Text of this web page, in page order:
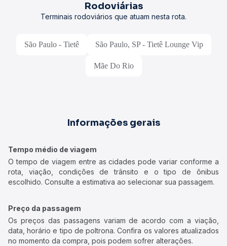
Rodoviárias
Terminais rodoviários que atuam nesta rota.
São Paulo - Tietê São Paulo, SP - Tietê Lounge Vip
Mãe Do Rio
Informações gerais
Tempo médio de viagem
O tempo de viagem entre as cidades pode variar conforme a
rota, viação, condições de trânsito e o tipo de ônibus
escolhido. Consulte a estimativa ao selecionar sua passagem.
Preço da passagem
Os preços das passagens variam de acordo com a viação,
data, horário e tipo de poltrona. Confira os valores atualizados
no momento da compra, pois podem sofrer alterações.